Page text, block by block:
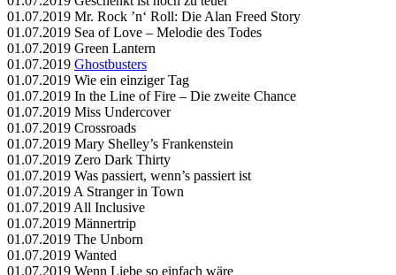
01.07.2019 Mr. Rock ’n‘ Roll: Die Alan Freed Story
01.07.2019 Sea of Love – Melodie des Todes
01.07.2019 Green Lantern
01.07.2019 Ghostbusters
01.07.2019 Wie ein einziger Tag
01.07.2019 In the Line of Fire – Die zweite Chance
01.07.2019 Miss Undercover
01.07.2019 Crossroads
01.07.2019 Mary Shelley’s Frankenstein
01.07.2019 Zero Dark Thirty
01.07.2019 Was passiert, wenn’s passiert ist
01.07.2019 A Stranger in Town
01.07.2019 All Inclusive
01.07.2019 Männertrip
01.07.2019 The Unborn
01.07.2019 Wanted
01.07.2019 Wenn Liebe so einfach wäre